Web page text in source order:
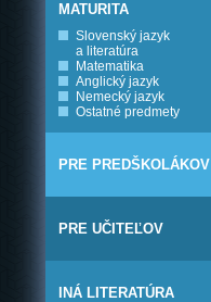
MATURITA
Slovenský jazyk
a literatúra
Matematika
Anglický jazyk
Nemecký jazyk
Ostatné predmety
PRE PREDŠKOLÁKOV
PRE UČITEĽOV
INÁ LITERATÚRA